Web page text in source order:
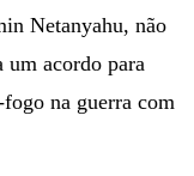
Netanyahu, não
um acordo para
na guerra com